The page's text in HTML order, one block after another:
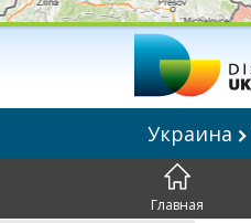
Украина
Главная